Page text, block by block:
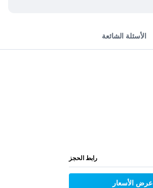
الأسئلة الشائعة
رابط الحجز
عرض الأسعار